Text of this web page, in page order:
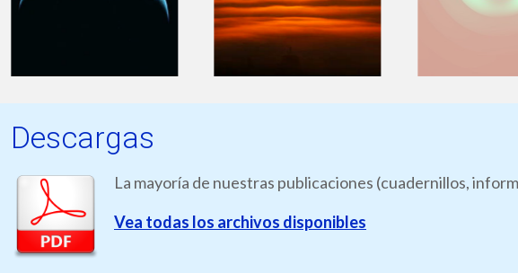
Descargas
La mayoría de nuestras publicaciones (cuadernillos,
Vea todas los archivos disponibles